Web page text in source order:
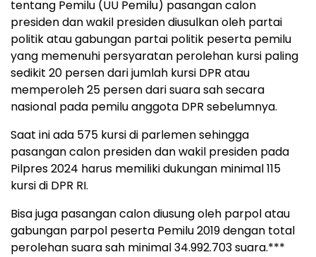
tentang Pemilu (UU Pemilu) pasangan calon
presiden dan wakil presiden diusulkan oleh partai
politik atau gabungan partai politik peserta pemilu
yang memenuhi persyaratan perolehan kursi paling
sedikit 20 persen dari jumlah kursi DPR atau
memperoleh 25 persen dari suara sah secara
nasional pada pemilu anggota DPR sebelumnya.
Saat ini ada 575 kursi di parlemen sehingga
pasangan calon presiden dan wakil presiden pada
Pilpres 2024 harus memiliki dukungan minimal 115
kursi di DPR RI.
Bisa juga pasangan calon diusung oleh parpol atau
gabungan parpol peserta Pemilu 2019 dengan total
perolehan suara sah minimal 34.992.703 suara.***